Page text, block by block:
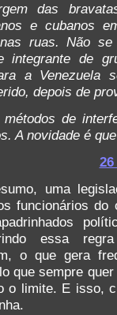
das
e cubanos
ruas. Não
integrante de
a Venezuela
depois de
de
A novidade é
uma
funcionários
essa
o que gera
que sempre
o limite. E isso,